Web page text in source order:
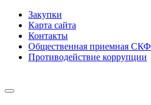
Закупки
Карта сайта
Контакты
Общественная приемная СКФ
Противодействие коррупции